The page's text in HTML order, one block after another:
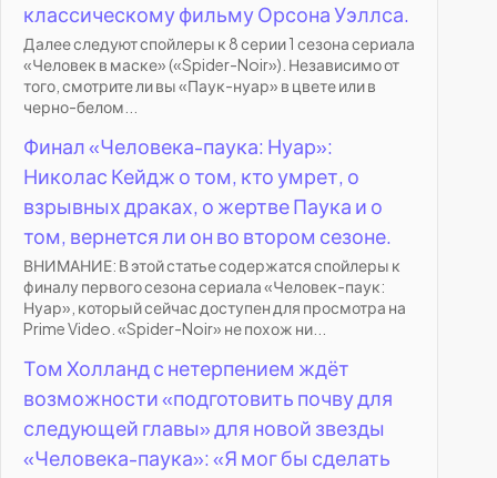
классическому фильму Орсона Уэллса.
Далее следуют спойлеры к 8 серии 1 сезона сериала
«Человек в маске» («Spider-Noir»). Независимо от
того, смотрите ли вы «Паук-нуар» в цвете или в
черно-белом...
Финал «Человека-паука: Нуар»:
Николас Кейдж о том, кто умрет, о
взрывных драках, о жертве Паука и о
том, вернется ли он во втором сезоне.
ВНИМАНИЕ: В этой статье содержатся спойлеры к
финалу первого сезона сериала «Человек-паук:
Нуар», который сейчас доступен для просмотра на
Prime Video. «Spider-Noir» не похож ни...
Том Холланд с нетерпением ждёт
возможности «подготовить почву для
следующей главы» для новой звезды
«Человека-паука»: «Я мог бы сделать